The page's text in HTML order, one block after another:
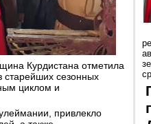
Курдистана отметила
сезонных
циклом и
привлекло